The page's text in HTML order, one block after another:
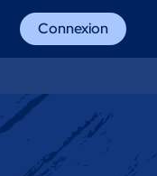
Connexion